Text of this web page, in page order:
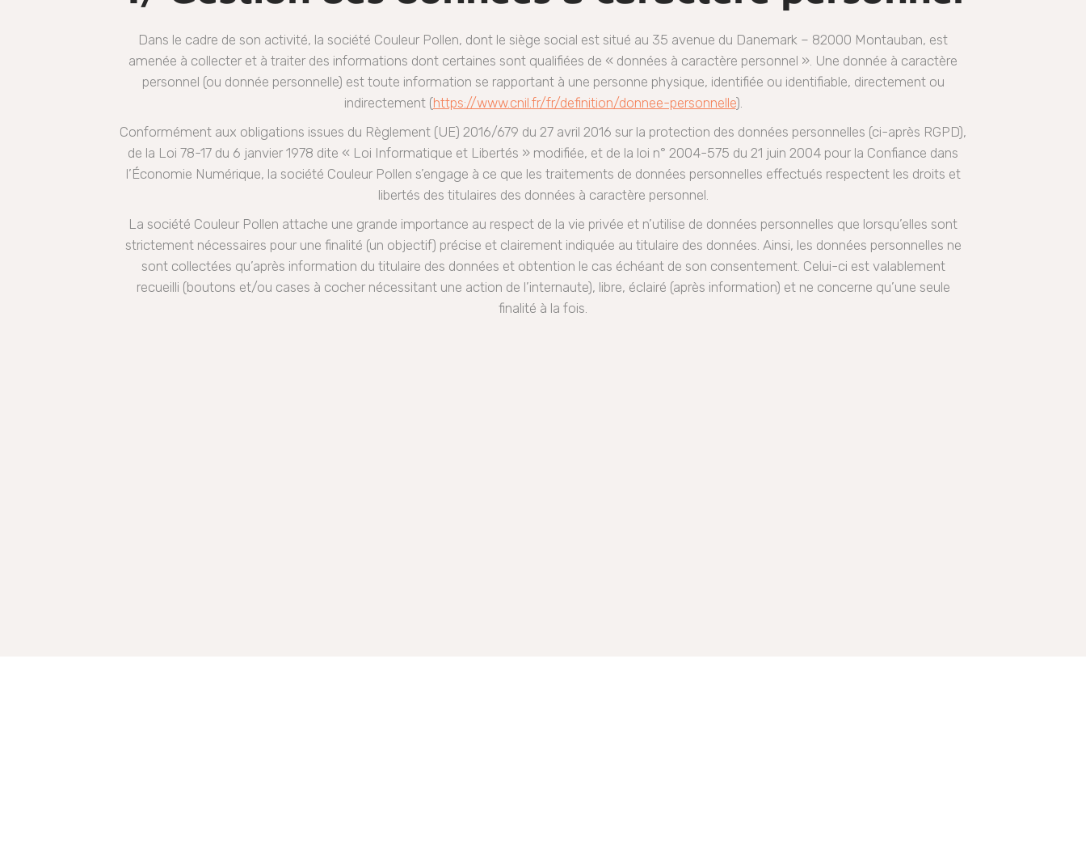
Dans le cadre de son activité, la société Couleur Pollen, dont le siège social est situé au 35 avenue du Danemark – 82000 Montauban, est
amenée à collecter et à traiter des informations dont certaines sont qualifiées de « données à caractère personnel ». Une donnée à caractère
personnel (ou donnée personnelle) est toute information se rapportant à une personne physique, identifiée ou identifiable, directement ou
indirectement (https://www.cnil.fr/fr/definition/donnee-personnelle).
Conformément aux obligations issues du Règlement (UE) 2016/679 du 27 avril 2016 sur la protection des données personnelles (ci-après RGPD),
de la Loi 78-17 du 6 janvier 1978 dite « Loi Informatique et Libertés » modifiée, et de la loi n° 2004-575 du 21 juin 2004 pour la Confiance dans
l’Économie Numérique, la société Couleur Pollen s’engage à ce que les traitements de données personnelles effectués respectent les droits et
libertés des titulaires des données à caractère personnel.
La société Couleur Pollen attache une grande importance au respect de la vie privée et n’utilise de données personnelles que lorsqu’elles sont
strictement nécessaires pour une finalité (un objectif) précise et clairement indiquée au titulaire des données. Ainsi, les données personnelles ne
sont collectées qu’après information du titulaire des données et obtention le cas échéant de son consentement. Celui-ci est valablement
recueilli (boutons et/ou cases à cocher nécessitant une action de l’internaute), libre, éclairé (après information) et ne concerne qu’une seule
finalité à la fois.